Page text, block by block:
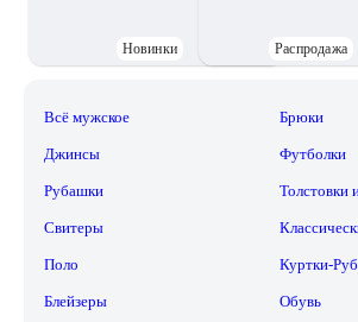
Новинки Распродажа
Всё мужское Брюки
Джинсы Футболки
Рубашки Толстовки
Свитеры
Поло Куртки-
Блейзеры Обувь